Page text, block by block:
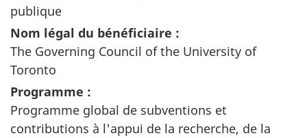
publique
Nom légal du bénéficiaire :
The Governing Council of the University of
Toronto
Programme :
Programme global de subventions et
contributions à l'appui de la recherche, de la